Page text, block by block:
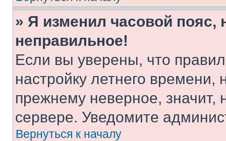
» Я изменил часовой пояс,
неправильное!
Если вы уверены, что
настройку летнего
прежнему неверное, значит,
сервере. Уведомите
Вернуться к началу